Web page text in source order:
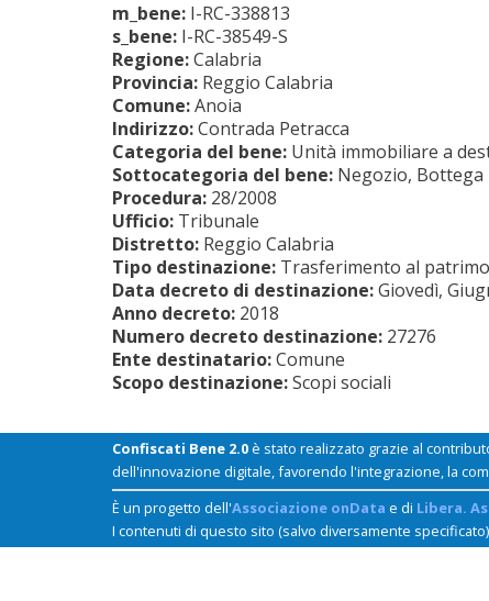
m_bene: I-RC-338813
s_bene: I-RC-38549-S
Regione:Calabria
Provincia: Reggio Calabria
Comune:Anoia
Indirizzo:Contrada Petracca
Categoria del bene: Unità immobiliare a
Sottocategoria del bene: Negozio, Bottega
Procedura: 28/2008
Ufficio: Tribunale
Distretto: Reggio Calabria
Tipo destinazione: Trasferimento al
Data decreto di destinazione:Giovedì,
Anno decreto: 2018
Numero decreto destinazione: 27276
Ente destinatario:Comune
Scopo destinazione:Scopi sociali
Confiscati Bene 2.0è stato realizzato grazie al
dell'innovazione digitale, favorendo l'integrazione, la
È un progetto dell'Associazione onData e di Libera.
I contenuti di questo sito (salvo diversamente